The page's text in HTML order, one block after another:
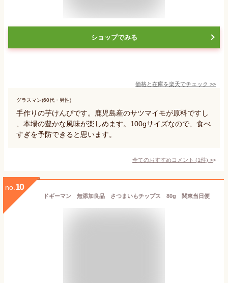
ショップでみる
価格と在庫を楽天でチェック >>
グラスマン(60代・男性)
手作りの芋けんぴです。鹿児島産のサツマイモが原料ですし
、本場の豊かな風味が楽しめます。100gサイズなので、食べ
すぎを予防できると思います。
全てのおすすめコメント (1件) >
no. 10
ドギーマン 無添加良品 さつまいもチップス 80g 関東当日便